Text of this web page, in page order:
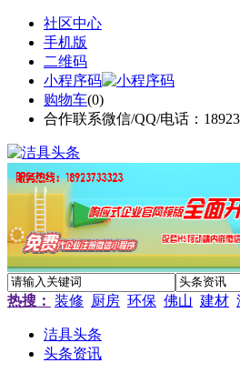
社区中心
手机版
二维码
小程序码
购物车(0)
合作联系微信/QQ/电话：
热搜： 装修 厨房 环保 佛山 建材
洁具头条
头条资讯